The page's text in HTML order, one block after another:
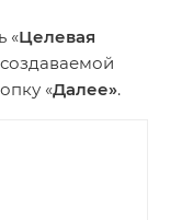
«Целевая
«Далее».